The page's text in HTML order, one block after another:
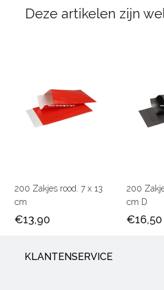
Deze artikelen zijn
200 Zakjes rood. 7 x 13
cm
€13,90
200
cm D
€16,50
KLANTENSERVICE